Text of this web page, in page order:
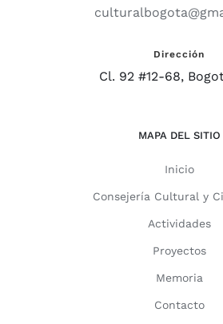
Dirección
Cl. 92 #12-68,
MAPA DEL SITIO
Inicio
Consejería Cultural y
Actividades
Proyectos
Memoria
Contacto